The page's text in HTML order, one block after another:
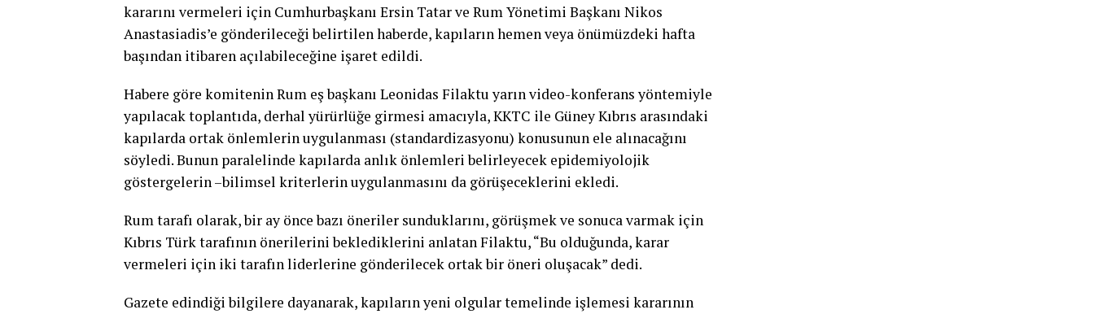
kararını vermeleri için Cumhurbaşkanı Ersin Tatar ve Rum Yönetimi Başkanı Nikos
Anastasiadis’e gönderileceği belirtilen haberde, kapıların hemen veya önümüzdeki hafta
başından itibaren açılabileceğine işaret edildi.
Habere göre komitenin Rum eş başkanı Leonidas Filaktu yarın video-konferans yöntemiyle
yapılacak toplantıda, derhal yürürlüğe girmesi amacıyla, KKTC ile Güney Kıbrıs arasındaki
kapılarda ortak önlemlerin uygulanması (standardizasyonu) konusunun ele alınacağını
söyledi. Bunun paralelinde kapılarda anlık önlemleri belirleyecek epidemiyolojik
göstergelerin –bilimsel kriterlerin uygulanmasını da görüşeceklerini ekledi.
Rum tarafı olarak, bir ay önce bazı öneriler sunduklarını, görüşmek ve sonuca varmak için
Kıbrıs Türk tarafının önerilerini beklediklerini anlatan Filaktu, “Bu olduğunda, karar
vermeleri için iki tarafın liderlerine gönderilecek ortak bir öneri oluşacak” dedi.
Gazete edindiği bilgilere dayanarak, kapıların yeni olgular temelinde işlemesi kararının